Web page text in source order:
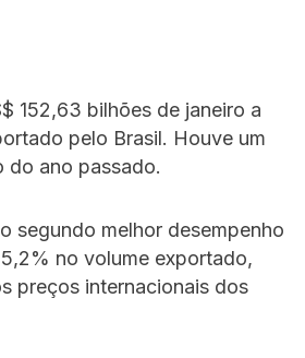
152,63 bilhões de janeiro a
pelo Brasil. Houve um
do ano passado.
segundo melhor desempenho
no volume exportado,
preços internacionais dos